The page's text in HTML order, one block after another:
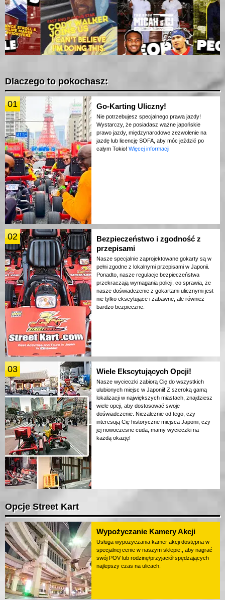
Dlaczego to pokochasz:
01 Go-Karting Uliczny!
Nie potrzebujesz specjalnego prawa jazdy!
Wystarczy, że posiadasz ważne japońskie
prawo jazdy, międzynarodowe zezwolenie na
jazdę lub licencję SOFA, aby móc jeździć po
całym Tokio! Więcej informacji
02
Bezpieczeństwo i zgodność z
przepisami
Nasze specjalnie zaprojektowane gokarty są w
pełni zgodne z lokalnymi przepisami w Japonii.
Ponadto, nasze regulacje bezpieczeństwa
przekraczają wymagania policji, co sprawia, że
nasze doświadczenie z gokartami ulicznymi jest
nie tylko ekscytujące i zabawne, ale również
bardzo bezpieczne.
03 Wiele Ekscytujących Opcji!
Nasze wycieczki zabiorą Cię do wszystkich
ulubionych miejsc w Japonii! Z szeroką gamą
lokalizacji w największych miastach, znajdziesz
wiele opcji, aby dostosować swoje
doświadczenie. Niezależnie od tego, czy
interesują Cię historyczne miejsca Japonii, czy
jej nowoczesne cuda, mamy wycieczki na
każdą okazję!
Opcje Street Kart
Wypożyczanie Kamery Akcji
Usługa wypożyczania kamer akcji dostępna w
specjalnej cenie w naszym sklepie., aby nagrać
swój POV lub rodzinę/przyjaciół spędzających
najlepszy czas na ulicach.